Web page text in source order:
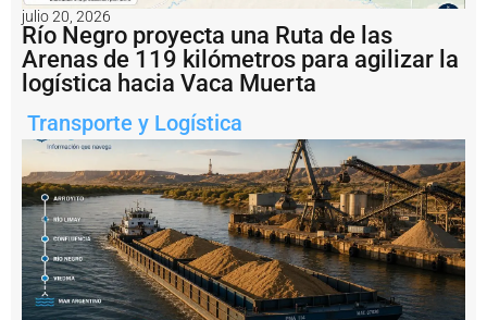
l
c
a
d
o
r
v
a
r
ó
e
n
p
u
e
r
julio 20, 2026
Río Negro proyecta una Ruta de las
Arenas de 119 kilómetros para agilizar la
logística hacia Vaca Muerta
Transporte y Logística